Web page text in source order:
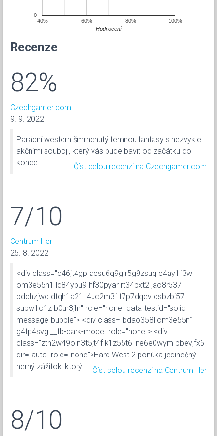
40% 60% 80% 100%
0
Hodnocení
Recenze
82%
Czechgamer.com
9. 9. 2022
Parádní western šmrncnutý temnou fantasy s nezvykle
akčními souboji, který vás bude bavit od začátku do
konce.
Číst celou recenzi na Czechgamer.com
7/10
Centrum Her
25. 8. 2022
<div class="q46jt4gp aesu6q9g r5g9zsuq e4ay1f3w
om3e55n1 lq84ybu9 hf30pyar rt34pxt2 jao8r537
pdqhzjwd dtqh1a21 l4uc2m3f t7p7dqev qsbzbi57
subw1o1z b0ur3jhr" role="none" data-testid="solid-
message-bubble"> <div class="bdao358l om3e55n1
g4tp4svg __fb-dark-mode" role="none"> <div
class="ztn2w49o n3t5jt4f k1z55t6l ne6e0wym pbevjfx6"
dir="auto" role="none">Hard West 2 ponúka jedinečný
herný zážitok, ktorý...
Číst celou recenzi na Centrum Her
8/10